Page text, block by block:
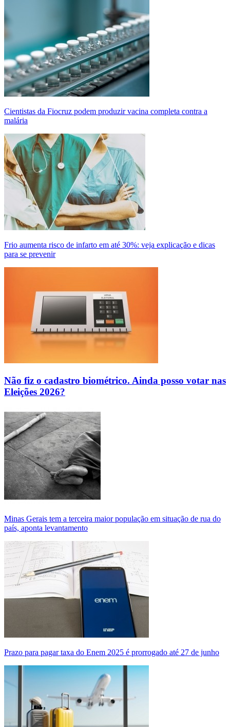
Cientistas da Fiocruz podem produzir vacina completa contra a
malária
Frio aumenta risco de infarto em até 30%: veja explicação e dicas
para se prevenir
Não fiz o cadastro biométrico. Ainda posso votar nas
Eleições 2026?
Minas Gerais tem a terceira maior população em situação de rua do
país, aponta levantamento
Prazo para pagar taxa do Enem 2025 é prorrogado até 27 de junho